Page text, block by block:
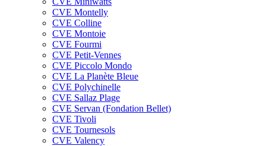
CVE Montelly
CVE Colline
CVE Montoie
CVE Fourmi
CVE Petit-Vennes
CVE Piccolo Mondo
CVE La Planète Bleue
CVE Polychinelle
CVE Sallaz Plage
CVE Servan (Fondation Bellet)
CVE Tivoli
CVE Tournesols
CVE Valency